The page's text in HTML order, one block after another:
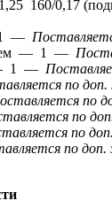
160/0,17
1 —
— 1 —
— 1 —
по доп.
по
по
по доп.
по доп.